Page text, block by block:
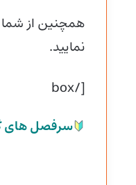
همچنین از
نمایید.
[/box
سرفصل های